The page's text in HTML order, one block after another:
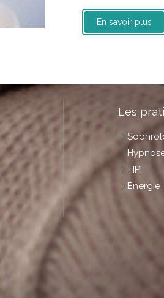
En savoir plus
Les
TIPI
Énergie